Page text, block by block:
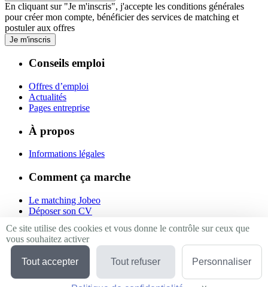
En cliquant sur "Je m'inscris", j'accepte les conditions générales
pour créer mon compte, bénéficier des services de matching et
postuler aux offres
Je m'inscris
Conseils emploi
Offres d’emploi
Actualités
Pages entreprise
À propos
Informations légales
Comment ça marche
Le matching Jobeo
Déposer son CV
Suivez-nous
Linkedin
Facebook
Ce site utilise des cookies et vous donne le contrôle sur ceux que
vous souhaitez activer
Tout accepter Tout refuser Personnaliser